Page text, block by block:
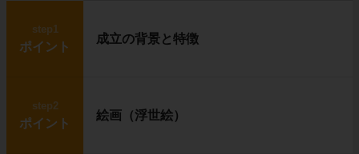
step1
ポイント
成立の背景と特徴
step2
ポイント
絵画（浮世絵）